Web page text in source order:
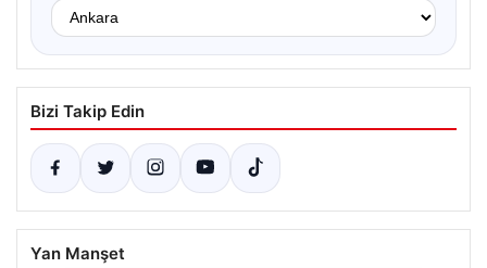
Bizi Takip Edin
Yan Manşet